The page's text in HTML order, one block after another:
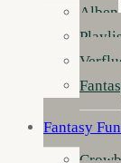
Alben
Fantasy Fun